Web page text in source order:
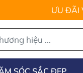
ƯU ĐÃI
SÓC SẮC ĐẸP